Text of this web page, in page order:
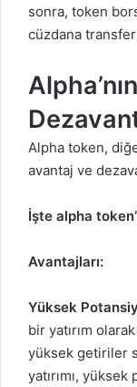
sonra, token
cüzdana
Alpha token,
avantaj ve
İşte alpha
Avantajları:
Yüksek
bir yatırım
yüksek getiriler
yatırımı,